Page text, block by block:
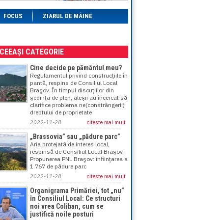
FOCUS ZIARUL DE MÂINE
CATEGORIE
Cine decide pe pământul meu?
Regulamentul privind construcţiile în
pantă, respins de Consiliul Local
Braşov. În timpul discuţiilor din
şedinţa de plen, aleşii au încercat să
clarifice problema ne(constrângerii)
dreptului de proprietate
2022-11-28 citeste mai mult
„Brassovia” sau „pădure parc”
Aria protejată de interes local,
respinsă de Consiliul Local Braşov.
Propunerea PNL Braşov: înfiinţarea a
1.767 de pădure parc
2022-11-28 citeste mai mult
Organigrama Primăriei, tot „nu”
în Consiliul Local: Ce structuri
noi vrea Coliban, cum se
justifică noile posturi